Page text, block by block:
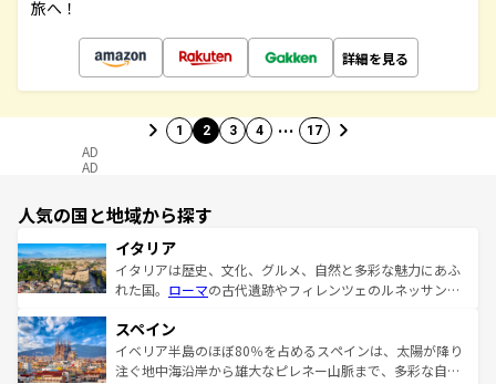
旅へ！
詳細を見る
1 2 3 4 … 17
AD
AD
人気の国と地域から探す
イタリア
イタリアは歴史、文化、グルメ、自然と多彩な魅力にあふ
れた国。 ローマの古代遺跡やフィレンツェのルネッサンス
ろん、トスカーナの美しい田園風景やアマルフィ海岸の絶
景など、自然景観も見逃せない。観光の合間には、本場の
ピザやパスタなど、絶品のイタリア料理を堪能することも
スペイン
イベリア半島のほぼ80％を占めるスペインは、太陽が降り
注ぐ地中海沿岸から雄大なピレネー山脈まで、多彩な自然